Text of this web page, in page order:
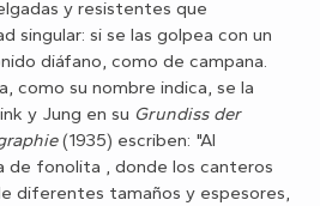
y resistentes que
singular: si se las golpea con un
diáfano, como de campana.
como su nombre indica, se la
y Jung en su Grundiss der
(1935) escriben: "Al
de fonolita , donde los canteros
diferentes tamaños y espesores,